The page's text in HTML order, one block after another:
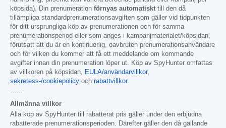
köpsida). Din prenumeration förnyas automatiskt till den då
tillämpliga standardprenumerationsavgiften som gäller vid tidpunkten
för ditt ursprungliga köp av prenumerationen och för samma
prenumerationsperiod eller som anges i kampanjmaterialet/köpsidan,
förutsatt att du är en kontinuerlig, oavbruten prenumerationsanvändare
och för vilken du kommer att få ett meddelande om kommande
avgifter innan din prenumeration löper ut. Köp av SpyHunter omfattas
av villkoren på köpsidan,
EULA/användarvillkor,
sekretess-/cookiepolicy och rabattvillkor.
------
Allmänna villkor
Alla köp av SpyHunter till rabatterat pris gäller under den erbjudna
rabatterade prenumerationsperioden. Därefter gäller den då gällande